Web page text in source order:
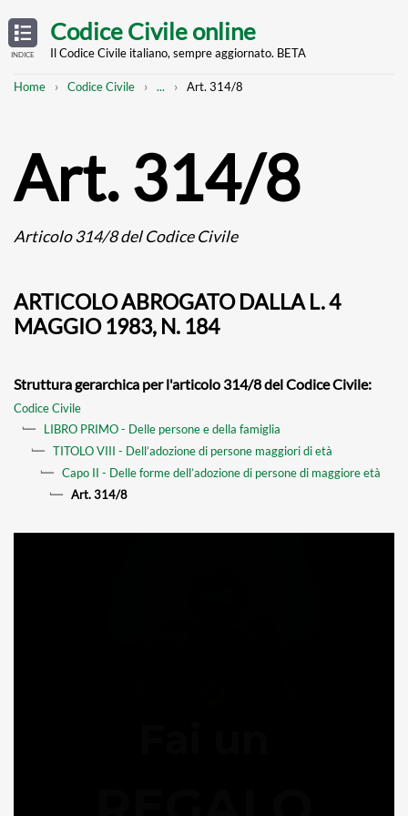
TABLE
OF
CONTENTS
INDICE
main
Codice Civile online
Il Codice Civile italiano, sempre aggiornato. BETA
Breadcrumb
Home Codice Civile
Mostra
... Art. 314/8
Art. 314/8
Articolo 314/8 del Codice Civile
ARTICOLO ABROGATO DALLA L. 4
MAGGIO 1983, N. 184
Struttura gerarchica per l'articolo 314/8 del Codice Civile:
Codice Civile
LIBRO PRIMO - Delle persone e della famiglia
TITOLO VIII - Dell’adozione di persone maggiori di età
Capo II - Delle forme dell’adozione di persone di maggiore età
Art. 314/8